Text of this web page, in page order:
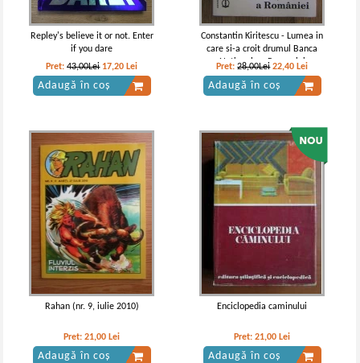
Repley's believe it or not. Enter
if you dare
Pret:43,00Lei 17,20 Lei
Adaugă în coș
Constantin Kiritescu - Lumea in
care si-a croit drumul Banca
Nationala a Romaniei
Pret:28,00Lei 22,40 Lei
Adaugă în coș
Rahan (nr. 9, iulie 2010)
Pret:21,00 Lei
Adaugă în coș
Enciclopedia caminului
Pret:21,00 Lei
Adaugă în coș